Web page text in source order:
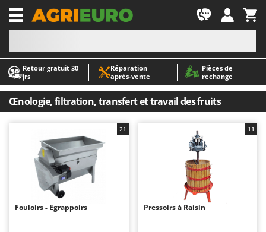
Retour gratuit 30
jrs
Réparation
après‑vente
Pièces de
rechange
-1
A
Abris de jardin
Accessoires pour tracteurs tondeuses autoportés
Aérateurs Scarificateurs pour gazon
Arracheuses de pommes de terre pour tracteur
Aspirateurs - Balais Électriques
Aspirateurs à cendres
Aspirateurs à feuilles sur roues
Aspirateurs de piscine
A
AgriEuro Premium
AgriEuro TOP-LINE
Aima
Airmec
AL-KO
ALA 2000
Œnologie, filtration, transfert et travail des fruits
Fouloirs - Égrappoirs
21
Pressoirs à Raisin
11